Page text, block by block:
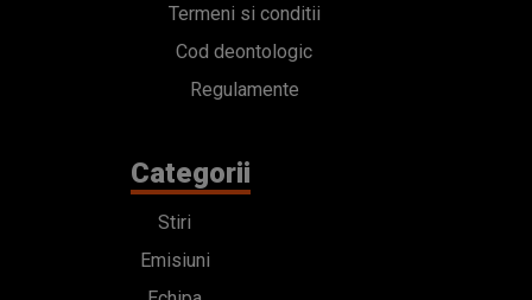
Termeni si conditii
Cod deontologic
Regulamente
Categorii
Stiri
Emisiuni